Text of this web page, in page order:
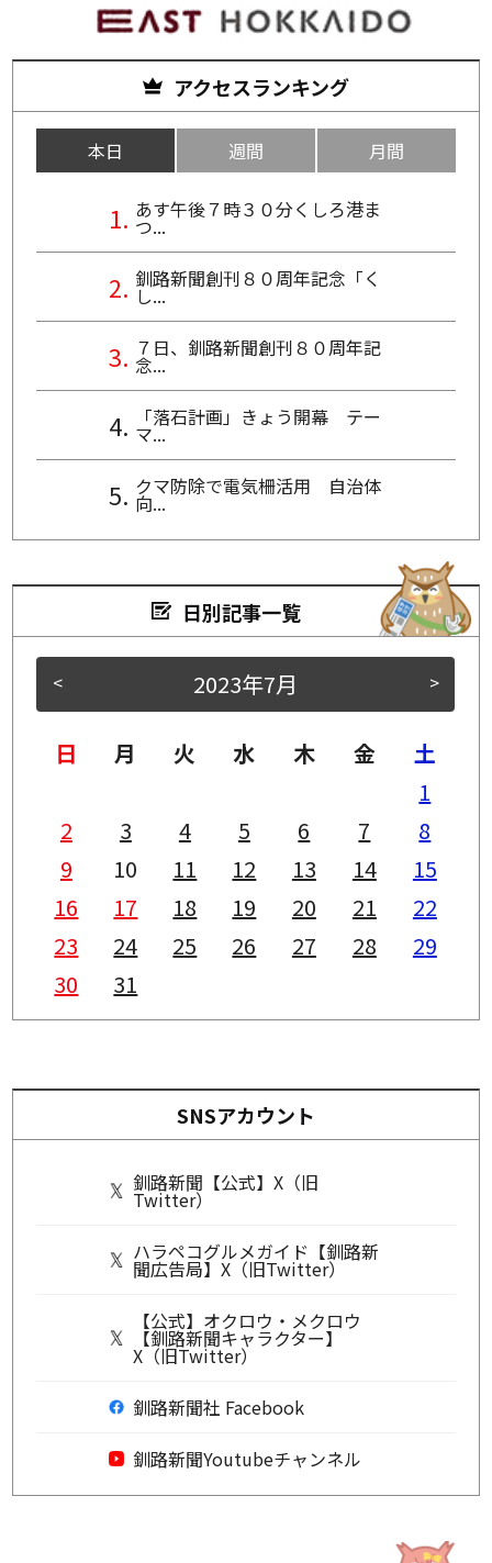
アクセスランキング
本日 週間 月間
あす午後７時３０分くしろ港ま
つ...
釧路新聞創刊８０周年記念「く
し...
７日、釧路新聞創刊８０周年記
念...
「落石計画」きょう開幕 テー
マ...
クマ防除で電気柵活用 自治体
向...
日別記事一覧
< >
2023年7月
日 月 火 水 木 金
土
1
2
3 4 5 6 7
8
9
10 11 12 13 14
15
16
17 18 19 20 21
22
23
24 25 26 27 28
29
30
31
SNSアカウント
釧路新聞【公式】X（旧
Twitter）
ハラペコグルメガイド【釧路新
聞広告局】X（旧Twitter）
【公式】オクロウ・メクロウ
【釧路新聞キャラクター】
X（旧Twitter）
釧路新聞社 Facebook
釧路新聞Youtubeチャンネル